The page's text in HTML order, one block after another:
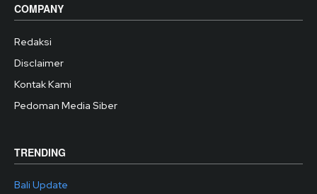
COMPANY
Redaksi
Disclaimer
Kontak Kami
Pedoman Media Siber
TRENDING
Bali Update